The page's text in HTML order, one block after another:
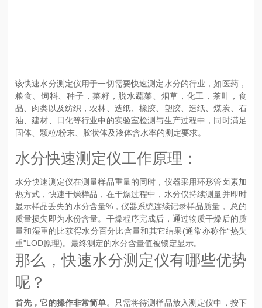
该快速水分测定仪用于一切需要快速测定水分的行业，如医药，
粮食、饲料、种子，菜籽，脱水蔬菜、烟草，化工，茶叶，食
品、肉类以及纺织，农林、造纸、橡胶、塑胶、造纸、煤炭、石
油、建材、日化等行业中的实验室检测与生产过程中，同时满足
固体、颗粒/粉末、胶状体及液体含水率的测定要求。
水分快速测定仪工作原理：
水分快速测定仪在测量样品重量的同时，仪器采用环形管卤素加
热方式，快速干燥样品，在干燥过程中，水分仪持续测量并即时
显示样品丢失的水分含量%，仪器系统连续记录样品质量， 总的
质量损失即为水份含量。干燥程序完成后，通过物质干燥后的质
量和湿重的比获得水分百分比含量和其它结果(通常亦称作“热失
重"LOD原理)。最终测定的水分含量值被锁定显示。
那么，快速水分测定仪有哪些优势
呢？
首先，它的操作非常简单。只需将待测样品放入测定仪中，按下